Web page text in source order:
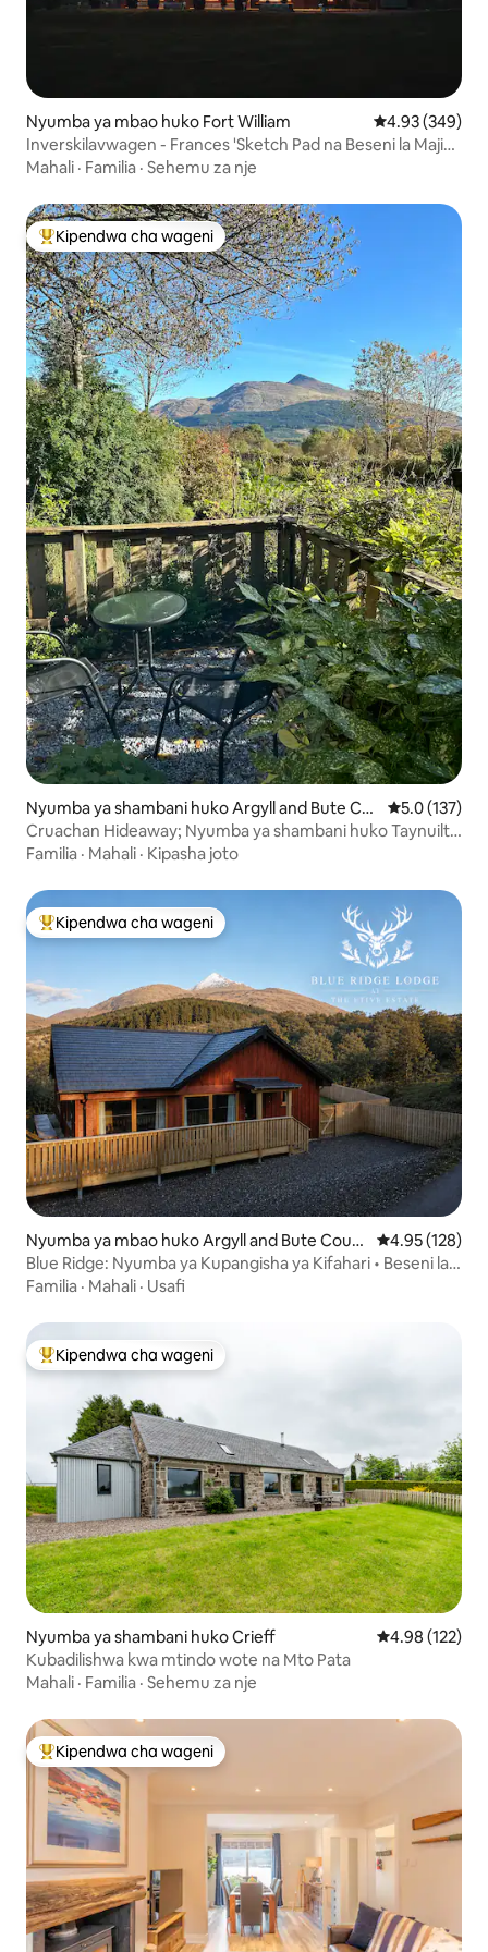
Nyumba ya mbao huko Fort William Ukadiriaji wa
4.93 (349)
Inverskilavwagen - Frances 'Sketch Pad na Beseni la Maji
Moto
Mahali · Familia · Sehemu za nje
Kipendwa maarufu cha wageni
Kipendwa cha wageni
Nyumba ya shambani huko Argyll and Bute Co
uncil
Ukadiriaji wa
5.0 (137)
Cruachan Hideaway; Nyumba ya shambani huko Taynuilt
karibu na Oban
Familia · Mahali · Kipasha joto
Kipendwa maarufu cha wageni
Kipendwa cha wageni
Nyumba ya mbao huko Argyll and Bute Coun
cil
Ukadiriaji wa
4.95 (128)
Blue Ridge: Nyumba ya Kupangisha ya Kifahari • Beseni la
Kuogea la Moto • Mandhari ya Kupendeza
Familia · Mahali · Usafi
Kipendwa maarufu cha wageni
Kipendwa cha wageni
Nyumba ya shambani huko Crieff Ukadiriaji wa
4.98 (122)
Kubadilishwa kwa mtindo wote na Mto Pata
Mahali · Familia · Sehemu za nje
Kipendwa maarufu cha wageni
Kipendwa cha wageni